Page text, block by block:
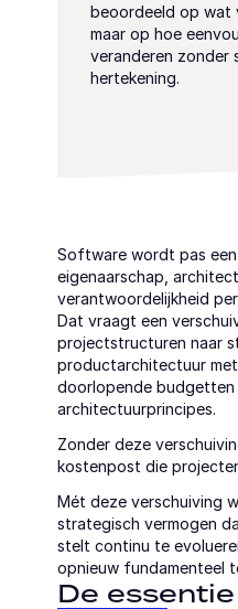
beoordeeld op wat
maar op hoe
veranderen zonder
hertekening.
Software wordt pas
eigenaarschap,
verantwoordelijkheid
Dat vraagt een
projectstructuren naar
productarchitectuur
doorlopende
architectuurprincipes.
Zonder deze
kostenpost die
Mét deze verschuiving
strategisch vermogen
stelt continu te
opnieuw fundamenteel
De essentie